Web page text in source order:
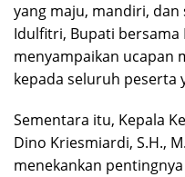
yang maju, mandiri, dan
Idulfitri, Bupati bersama
menyampaikan ucapan
kepada seluruh peserta
Sementara itu, Kepala
Dino Kriesmiardi, S.H.,
menekankan